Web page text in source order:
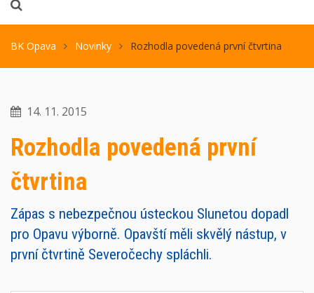
BK Opava Novinky Rozhodla povedená první čtvrtina
14. 11. 2015
Rozhodla povedená první
čtvrtina
Zápas s nebezpečnou ústeckou Slunetou dopadl
pro Opavu výborně. Opavští měli skvělý nástup, v
první čtvrtině Severočechy spláchli.